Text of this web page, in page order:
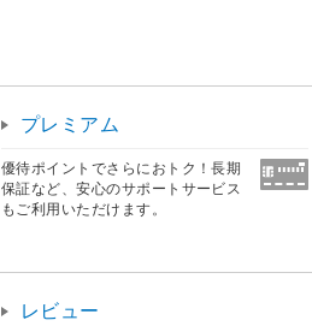
プレミアム
優待ポイントでさらにおトク！長期
保証など、安心のサポートサービス
もご利用いただけます。
レビュー